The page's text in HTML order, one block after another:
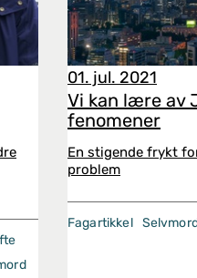
01. jul. 2021
Vi kan lære av
fenomener
En stigende frykt
problem
Fagartikkel